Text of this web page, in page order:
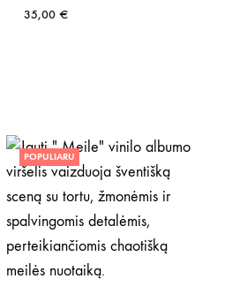
35,00€
POPULIARU